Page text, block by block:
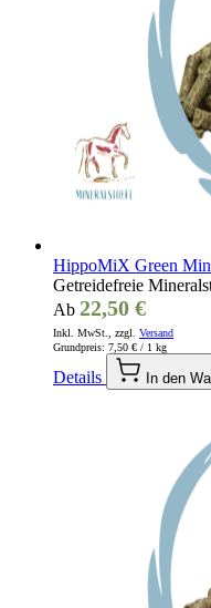
HippoMiX Green
Getreidefreie
Ab 22,50 €
Inkl. MwSt., zzgl. Versand
Grundpreis: 7,50 € / 1 kg
Details In den